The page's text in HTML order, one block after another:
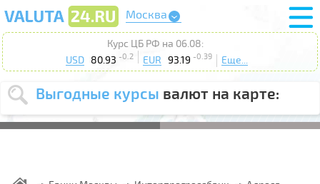
Москва
Курс ЦБ РФ на 06.08:
USD 80.93 -0.2 EUR 93.19 -0.39 Еще...
Выгодные курсы валют на карте:
Выберите
USD EUR
курс от